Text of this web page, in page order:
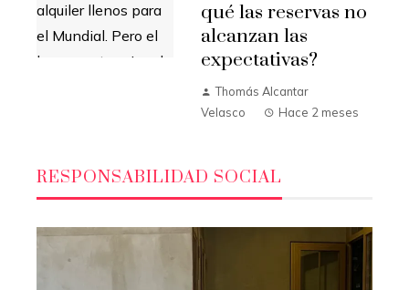
qué las reservas no
alcanzan las
expectativas?
Thomás Alcantar
Velasco
Hace 2 meses
RESPONSABILIDAD SOCIAL